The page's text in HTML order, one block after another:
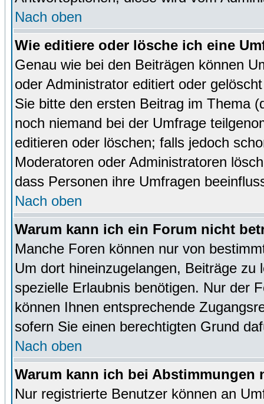
Nach oben
Wie editiere oder lösche ich eine
Genau wie bei den Beiträgen können
oder Administrator editiert oder
Sie bitte den ersten Beitrag im Thema
noch niemand bei der Umfrage
editieren oder löschen; falls jedoch
Moderatoren oder Administratoren
dass Personen ihre Umfragen
Nach oben
Warum kann ich ein Forum nicht
Manche Foren können nur von
Um dort hineinzugelangen, Beiträge
spezielle Erlaubnis benötigen. Nur der
können Ihnen entsprechende
sofern Sie einen berechtigten Grund
Nach oben
Warum kann ich bei Abstimmungen
Nur registrierte Benutzer können an